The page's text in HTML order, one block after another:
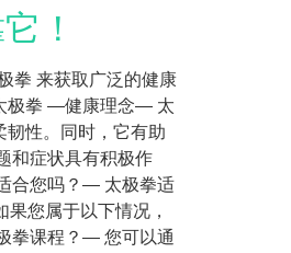
！
拳 来获取广泛的健康
极拳 —健康理念— 太
性。同时，它有助
和症状具有积极作
合您吗？— 太极拳适
果您属于以下情况，
拳课程？— 您可以通